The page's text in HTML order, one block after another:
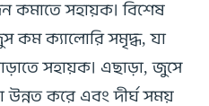
কমাতে সহায়ক। বিশেষ
ক্যালোরি সমৃদ্ধ, যা
সহায়ক। এছাড়া, জুসে
উন্নত করে এবং দীর্ঘ সময়